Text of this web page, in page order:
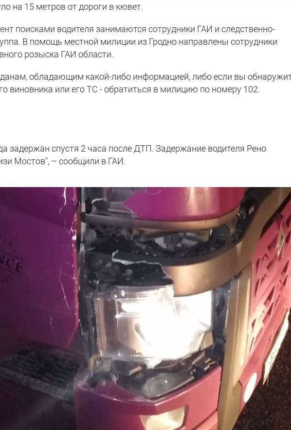
на 15 метров от дороги в кювет.
поисками водителя занимаются сотрудники ГАИ и следственно-
В помощь местной милиции из Гродно направлены сотрудники
розыска ГАИ области.
обладающим какой-либо информацией, либо если вы
виновника или его ТС - обратиться в милицию по номеру 102.
задержан спустя 2 часа после ДТП. Задержание водителя Рено
Мостов", – сообщили в ГАИ.